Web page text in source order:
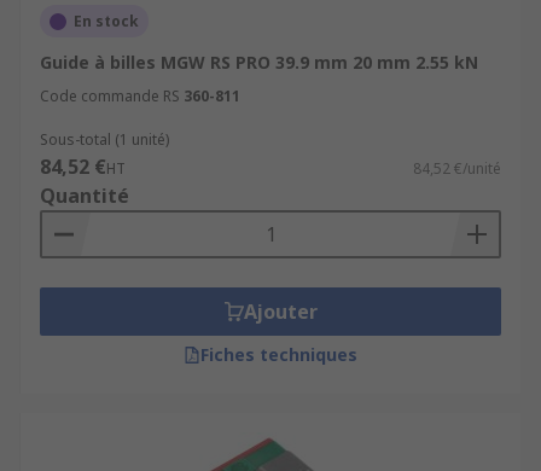
En stock
Guide à billes MGW RS PRO 39.9 mm 20 mm 2.55 kN
Code commande RS 360-811
Sous-total (1 unité)
84,52 €HT 84,52 €/unité
Quantité
Ajouter
Fiches techniques